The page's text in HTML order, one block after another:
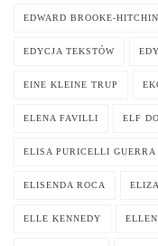
EDWARD BROOKE-
EDYCJA TEKSTÓW
EINE KLEINE TRUP
ELENA FAVILLI ELF
ELISA PURICELLI GUERRA
ELISENDA ROCA
ELLE KENNEDY